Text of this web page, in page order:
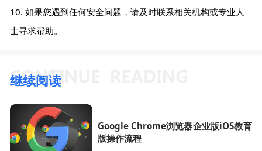
10. 如果您遇到任何安全问题，请及时联系相关机构或专业人
士寻求帮助。
继续阅读
Google Chrome浏览器企业版iOS教育
版操作流程